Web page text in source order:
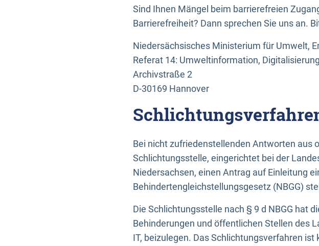
Sind Ihnen Mängel beim barrierefreien
Barrierefreiheit? Dann sprechen Sie uns an.
Niedersächsisches Ministerium für Umwelt,
Referat 14: Umweltinformation,
Archivstraße 2
D-30169 Hannover
Bei nicht zufriedenstellenden Antworten aus
Schlichtungsstelle, eingerichtet bei der
Niedersachsen, einen Antrag auf Einleitung
Behindertengleichstellungsgesetz (NBGG)
Die Schlichtungsstelle nach § 9 d NBGG hat
Behinderungen und öffentlichen Stellen des
IT, beizulegen. Das Schlichtungsverfahren